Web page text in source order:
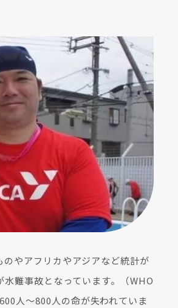
やアフリカやアジアなど統計が
難事故となっています。（WHO
人〜800人の命が失われていま